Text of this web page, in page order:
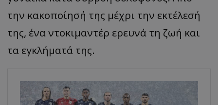
την κακοποίησή της μέχρι την εκτέλεσή
της, ένα ντοκιμαντέρ ερευνά τη ζωή και
τα εγκλήματά της.